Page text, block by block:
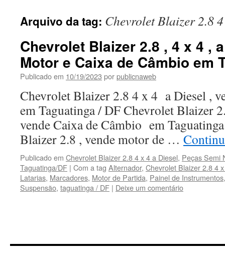
Arquivo da tag: Chevrolet Blaizer 2.8
Chevrolet Blaizer 2.8 , 4 x 4 ,
Motor e Caixa de Câmbio em
Publicado em 10/19/2023 porpublicnaweb
Chevrolet Blaizer 2.8 4 x 4 a Diesel ,
em Taguatinga / DF Chevrolet Blaizer
vende Caixa de Câmbio em
Blaizer 2.8 , vende motor de …
Publicado em Chevrolet Blaizer 2.8 4 x 4 a Diesel, Peças Semi
Taguatinga/DF | Com a tag Alternador, Chevrolet Blaizer 2.8 4
Latarias, Marcadores, Motor de Partida, Painel de Instrumentos
Suspensão, taguatinga / DF | Deixe um comentário